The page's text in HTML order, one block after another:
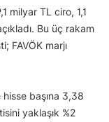
milyar TL ciro, 1,1
Bu üç rakam
FAVÖK marjı
hisse başına 3,38
yaklaşık %2